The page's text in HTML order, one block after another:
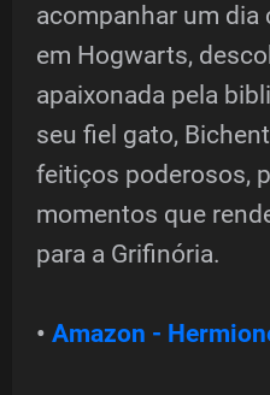
acompanhar um dia
em Hogwarts,
apaixonada pela
seu fiel gato,
feitiços poderosos,
momentos que
para a Grifinória.
• Amazon -